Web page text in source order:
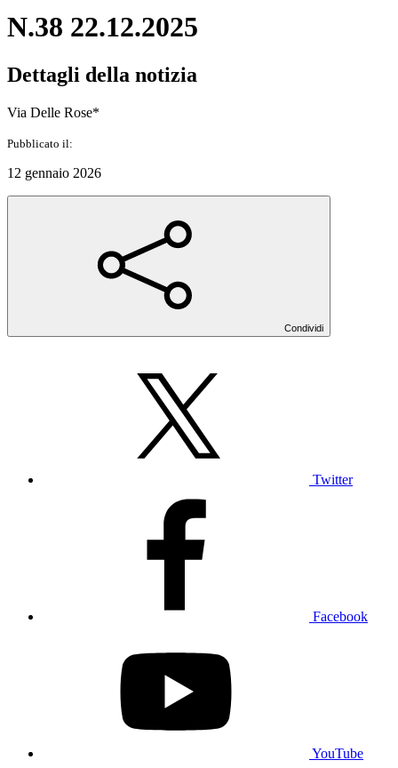
N.38 22.12.2025
Dettagli della notizia
Via Delle Rose*
Pubblicato il:
12 gennaio 2026
Condividi
Twitter
Facebook
YouTube